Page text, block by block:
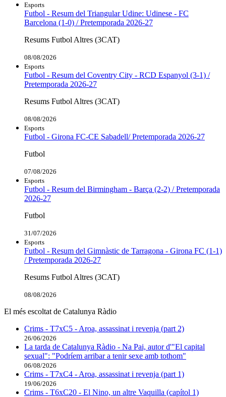
Esports
Futbol - Resum del Triangular Udine: Udinese - FC
Barcelona (1-0) / Pretemporada 2026-27
Resums Futbol Altres (3CAT)
08/08/2026
Esports
Futbol - Resum del Coventry City - RCD Espanyol (3-1) /
Pretemporada 2026-27
Resums Futbol Altres (3CAT)
08/08/2026
Esports
Futbol - Girona FC-CE Sabadell/ Pretemporada 2026-27
Futbol
07/08/2026
Esports
Futbol - Resum del Birmingham - Barça (2-2) / Pretemporada
2026-27
Futbol
31/07/2026
Esports
Futbol - Resum del Gimnàstic de Tarragona - Girona FC (1-1)
/ Pretemporada 2026-27
Resums Futbol Altres (3CAT)
08/08/2026
El més escoltat de Catalunya Ràdio
Crims - T7xC5 - Aroa, assassinat i revenja (part 2)
26/06/2026
La tarda de Catalunya Ràdio - Na Pai, autor d'"El capital
sexual": "Podríem arribar a tenir sexe amb tothom"
06/08/2026
Crims - T7xC4 - Aroa, assassinat i revenja (part 1)
19/06/2026
Crims - T6xC20 - El Nino, un altre Vaquilla (capítol 1)